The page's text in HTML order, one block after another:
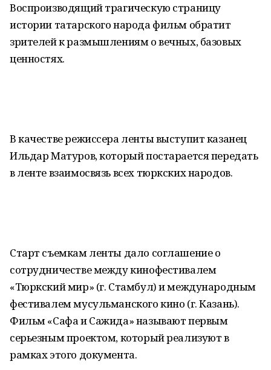
Воспроизводящий трагическую страницу
истории татарского народа фильм обратит
зрителей к размышлениям о вечных, базовых
ценностях.
В качестве режиссера ленты выступит казанец
Ильдар Матуров, который постарается передать
в ленте взаимосвязь всех тюркских народов.
Старт съемкам ленты дало соглашение о
сотрудничестве между кинофестивалем
«Тюркский мир» (г. Стамбул) и международным
фестивалем мусульманского кино (г. Казань).
Фильм «Сафа и Сажида» называют первым
серьезным проектом, который реализуют в
рамках этого документа.